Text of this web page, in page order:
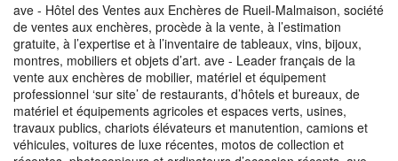
ave - Hôtel des Ventes aux Enchères de Rueil-Malmaison, société
de ventes aux enchères, procède à la vente, à l’estimation
gratuite, à l’expertise et à l’inventaire de tableaux, vins, bijoux,
montres, mobiliers et objets d’art. ave - Leader français de la
vente aux enchères de mobilier, matériel et équipement
professionnel ‘sur site’ de restaurants, d’hôtels et bureaux, de
matériel et équipements agricoles et espaces verts, usines,
travaux publics, chariots élévateurs et manutention, camions et
véhicules, voitures de luxe récentes, motos de collection et